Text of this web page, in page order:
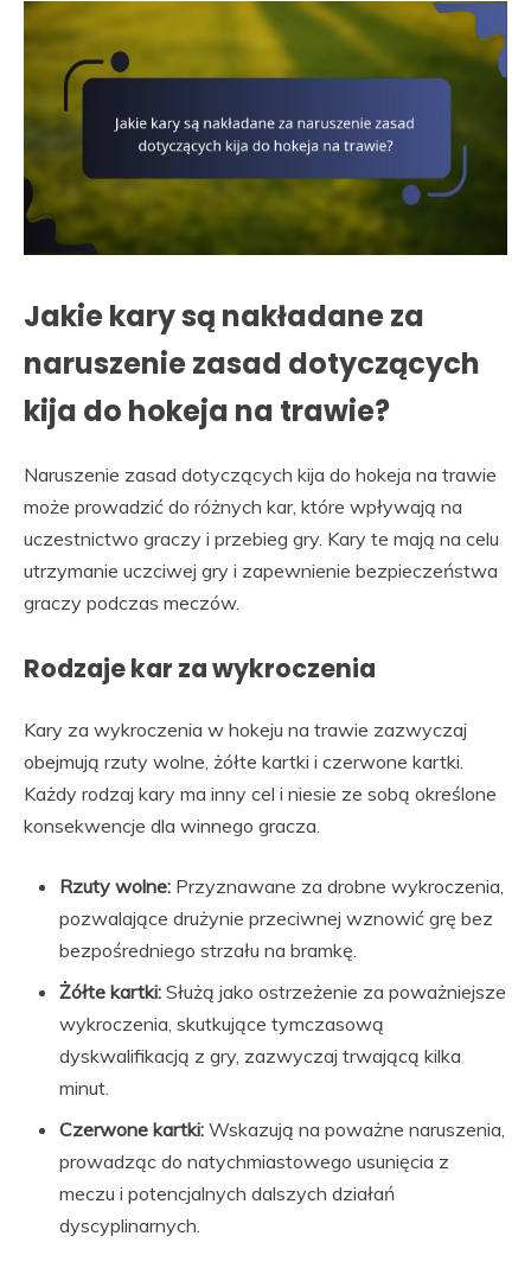
Jakie kary są nakładane za
naruszenie zasad dotyczących
kija do hokeja na trawie?
Naruszenie zasad dotyczących kija do hokeja na trawie
może prowadzić do różnych kar, które wpływają na
uczestnictwo graczy i przebieg gry. Kary te mają na celu
utrzymanie uczciwej gry i zapewnienie bezpieczeństwa
graczy podczas meczów.
Rodzaje kar za wykroczenia
Kary za wykroczenia w hokeju na trawie zazwyczaj
obejmują rzuty wolne, żółte kartki i czerwone kartki.
Każdy rodzaj kary ma inny cel i niesie ze sobą określone
konsekwencje dla winnego gracza.
Rzuty wolne: Przyznawane za drobne wykroczenia,
pozwalające drużynie przeciwnej wznowić grę bez
bezpośredniego strzału na bramkę.
Żółte kartki: Służą jako ostrzeżenie za poważniejsze
wykroczenia, skutkujące tymczasową
dyskwalifikacją z gry, zazwyczaj trwającą kilka
minut.
Czerwone kartki: Wskazują na poważne naruszenia,
prowadząc do natychmiastowego usunięcia z
meczu i potencjalnych dalszych działań
dyscyplinarnych.